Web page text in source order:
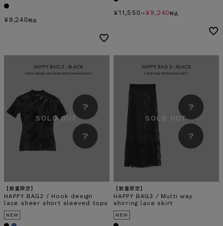
¥ 9,240 税込
¥11,550→ ¥ 9,240税込
【数量限定】
HAPPY BAG2 / Hook design
lace sheer short sleeved tops
NEW
【数量限定】
HAPPY BAG3 / Multi way
shirring lace skirt
NEW